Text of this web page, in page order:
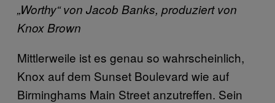
„Worthy“ von Jacob Banks, produziert von
Knox Brown
Mittlerweile ist es genau so wahrscheinlich,
Knox auf dem Sunset Boulevard wie auf
Birminghams Main Street anzutreffen. Sein